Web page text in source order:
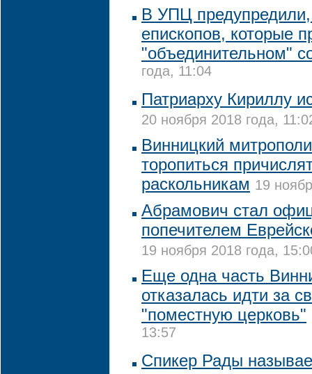
В УПЦ предупредили,
епископов, которые
"объединительном"
года, 11:04
Патриарху Кириллу
20 ноября 2018 года,
Винницкий
торопиться
раскольникам 19
Абрамович стал
попечителем
19 ноября 2018 года,
Еще одна часть
отказалась идти за
"поместную церковь"
13:57
Спикер Рады